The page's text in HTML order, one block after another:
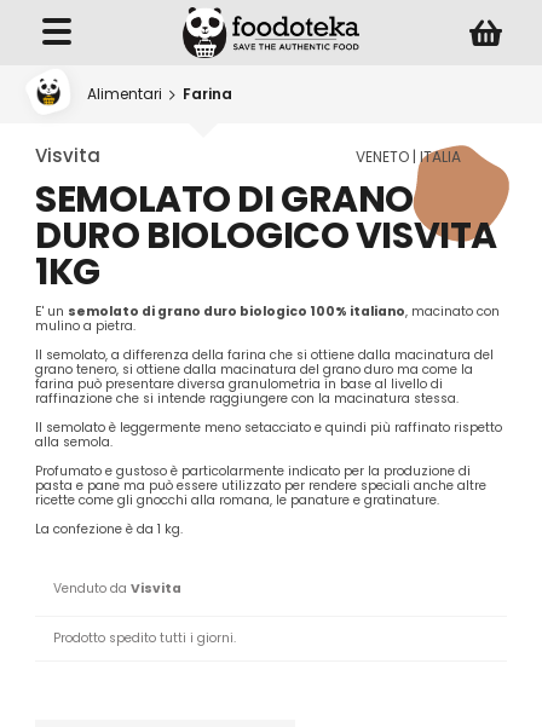
Alimentari Farina
Visvita VENETO | ITALIA
SEMOLATO DI GRANO
DURO BIOLOGICO VISVITA
1KG
E' un semolato di grano duro biologico 100% italiano, macinato con
mulino a pietra.
Il semolato, a differenza della farina che si ottiene dalla macinatura del
grano tenero, si ottiene dalla macinatura del grano duro ma come la
farina può presentare diversa granulometria in base al livello di
raffinazione che si intende raggiungere con la macinatura stessa.
Il semolato è leggermente meno setacciato e quindi più raffinato rispetto
alla semola.
Profumato e gustoso è particolarmente indicato per la produzione di
pasta e pane ma può essere utilizzato per rendere speciali anche altre
ricette come gli gnocchi alla romana, le panature e gratinature.
La confezione è da 1 kg.
Venduto daVisvita
Prodotto spedito tutti i giorni.